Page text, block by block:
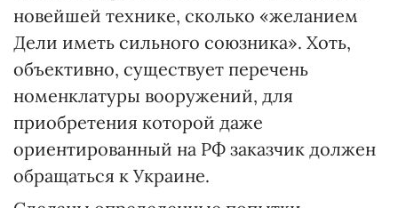
новейшей технике, сколько «желанием
Дели иметь сильного союзника». Хоть,
объективно, существует перечень
номенклатуры вооружений, для
приобретения которой даже
ориентированный на РФ заказчик должен
обращаться к Украине.